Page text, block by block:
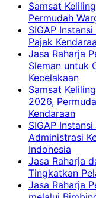
Samsat
Permudah
SIGAP
Pajak
Jasa Raharja
Sleman untuk
Kecelakaan
Samsat
2026,
Kendaraan
SIGAP
Administrasi
Indonesia
Jasa Raharja
Tingkatkan
Jasa Raharja